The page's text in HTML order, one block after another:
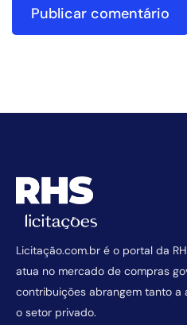
Licitação.com.br é o portal da
atua no mercado de compras
contribuições abrangem tanto
o setor privado.